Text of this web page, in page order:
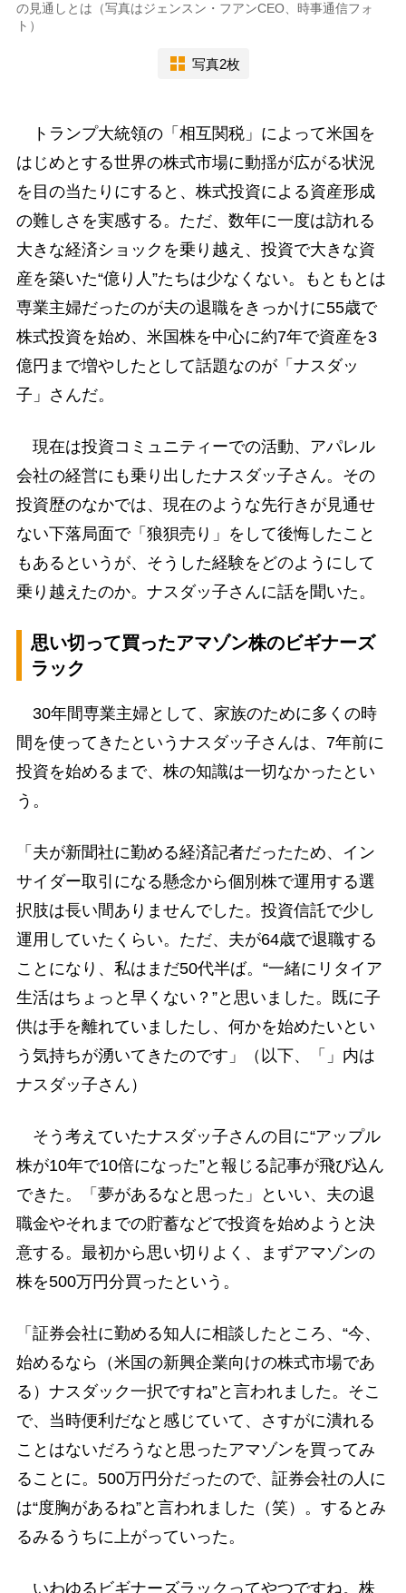
の見通しとは（写真はジェンスン・フアンCEO、時事通信フォ
ト）
写真2枚
トランプ大統領の「相互関税」によって米国を
はじめとする世界の株式市場に動揺が広がる状況
を目の当たりにすると、株式投資による資産形成
の難しさを実感する。ただ、数年に一度は訪れる
大きな経済ショックを乗り越え、投資で大きな資
産を築いた“億り人”たちは少なくない。もともとは
専業主婦だったのが夫の退職をきっかけに55歳で
株式投資を始め、米国株を中心に約7年で資産を3
億円まで増やしたとして話題なのが「ナスダッ
子」さんだ。
現在は投資コミュニティーでの活動、アパレル
会社の経営にも乗り出したナスダッ子さん。その
投資歴のなかでは、現在のような先行きが見通せ
ない下落局面で「狼狽売り」をして後悔したこと
もあるというが、そうした経験をどのようにして
乗り越えたのか。ナスダッ子さんに話を聞いた。
思い切って買ったアマゾン株のビギナーズ
ラック
30年間専業主婦として、家族のために多くの時
間を使ってきたというナスダッ子さんは、7年前に
投資を始めるまで、株の知識は一切なかったとい
う。
「夫が新聞社に勤める経済記者だったため、イン
サイダー取引になる懸念から個別株で運用する選
択肢は長い間ありませんでした。投資信託で少し
運用していたくらい。ただ、夫が64歳で退職する
ことになり、私はまだ50代半ば。“一緒にリタイア
生活はちょっと早くない？”と思いました。既に子
供は手を離れていましたし、何かを始めたいとい
う気持ちが湧いてきたのです」（以下、「」内は
ナスダッ子さん）
そう考えていたナスダッ子さんの目に“アップル
株が10年で10倍になった”と報じる記事が飛び込ん
できた。「夢があるなと思った」といい、夫の退
職金やそれまでの貯蓄などで投資を始めようと決
意する。最初から思い切りよく、まずアマゾンの
株を500万円分買ったという。
「証券会社に勤める知人に相談したところ、“今、
始めるなら（米国の新興企業向けの株式市場であ
る）ナスダック一択ですね”と言われました。そこ
で、当時便利だなと感じていて、さすがに潰れる
ことはないだろうなと思ったアマゾンを買ってみ
ることに。500万円分だったので、証券会社の人に
は“度胸があるね”と言われました（笑）。するとみ
るみるうちに上がっていった。
いわゆるビギナーズラックってやつですね。株